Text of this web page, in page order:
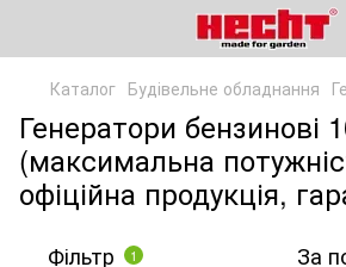
Каталог Будівельне обладнання
Генератори бензинові
(максимальна
офіційна продукція,
Фільтр 1 За